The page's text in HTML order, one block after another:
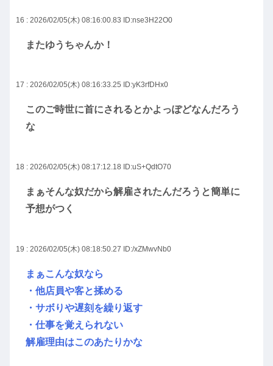
16 : 2026/02/05(木) 08:16:00.83 ID:nse3H22O0
またゆうちゃんか！
17 : 2026/02/05(木) 08:16:33.25 ID:yK3rfDHx0
このご時世に首にされるとかよっぽどなんだろう
な
18 : 2026/02/05(木) 08:17:12.18 ID:uS+QdtO70
まぁそんな奴だから解雇されたんだろうと簡単に
予想がつく
19 : 2026/02/05(木) 08:18:50.27 ID:/xZMwvNb0
まぁこんな奴なら
・他店員や客と揉める
・サボりや遅刻を繰り返す
・仕事を覚えられない
解雇理由はこのあたりかな